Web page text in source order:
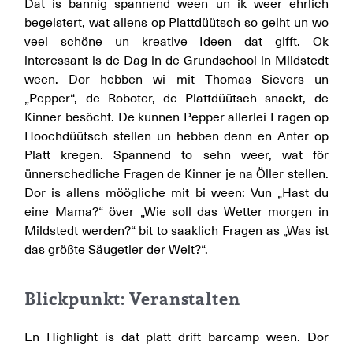
Dat is bannig spannend ween un ik weer ehrlich
begeistert, wat allens op Plattdüütsch so geiht un wo
veel schöne un kreative Ideen dat gifft. Ok
interessant is de Dag in de Grundschool in Mildstedt
ween. Dor hebben wi mit Thomas Sievers un
„Pepper“, de Roboter, de Plattdüütsch snackt, de
Kinner besöcht. De kunnen Pepper allerlei Fragen op
Hoochdüütsch stellen un hebben denn en Anter op
Platt kregen. Spannend to sehn weer, wat för
ünnerschedliche Fragen de Kinner je na Öller stellen.
Dor is allens möögliche mit bi ween: Vun „Hast du
eine Mama?“ över „Wie soll das Wetter morgen in
Mildstedt werden?“ bit to saaklich Fragen as „Was ist
das größte Säugetier der Welt?“.
Blickpunkt: Veranstalten
En Highlight is dat platt drift barcamp ween. Dor